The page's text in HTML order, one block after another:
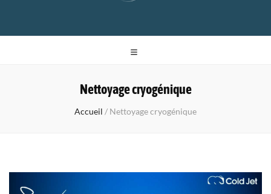
Signature
FBMB
Cryoinnov
Nettoyage cryogénique
Accueil / Nettoyage cryogénique